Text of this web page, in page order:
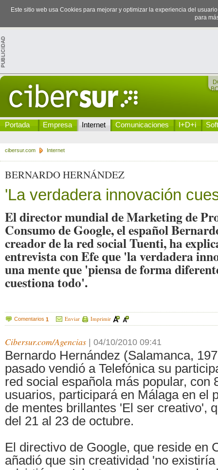
Este sitio web usa Cookies para mejorar y optimizar la experiencia del
para
Portada Empresa Internet Comunicaciones I+D+i
cibersur.com Internet
BERNARDO HERNÁNDEZ
'La verdadera innovación
El director mundial de Marketing de
Consumo de Google, el español
creador de la red social Tuenti, ha
entrevista con Efe que 'la verdadera
una mente que 'piensa de forma
cuestiona todo'.
Comentarios 1 Enviar Imprimir
Cibersur.com/Agencias 04/10/2010 09:41
Bernardo Hernández (Salamanca,
pasado vendió a Telefónica su
red social española más popular, con
usuarios, participará en Málaga en el
de mentes brillantes 'El ser creativo',
del 21 al 23 de octubre.
El directivo de Google, que reside en
añadió que sin creatividad 'no